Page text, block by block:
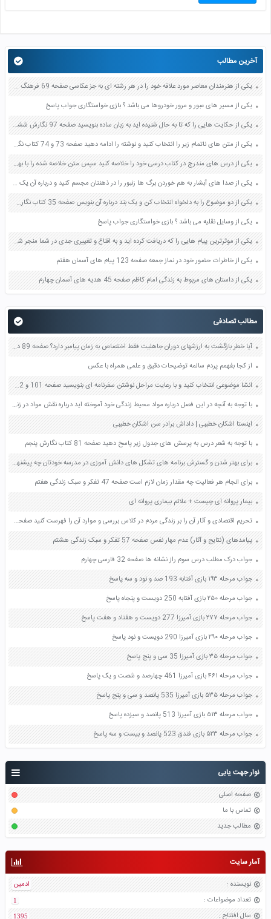
نوار جهت یابی
صفحه اصلی
تماس با ما
مطالب جدید
آمار سایت
نویسنده :
ادمین
تعداد موضواعات :
1
سال افتتاح :
1395
آخرین مطالب
یکی از هنرمندان معاصر مورد علاقه خود را در هر رشته ای به جز عکاسی صفحه 69 فرهنگ و هنر نهم
یکی از مسیر های عبور و مرور خودروها می باشد ؟ بازی خواستگاری جواب پاسخ
یکی از حکایت هایی را که تا به حال شنیده اید به زبان ساده بنویسید صفحه 97 نگارش ششم دبستان
یکی از متن های ناتمام زیر را انتخاب کنید و نوشته را ادامه دهید صفحه 73 و 74 کتاب نگارش فارسی پنجم دبستان
یکی از درس های مندرج در کتاب درسی خود را خلاصه کنید سپس متن خلاصه شده را با بهره گیری از روش های دسته بندی نمودار جدول نقشه مفهومی نشان دهید صفحه 118 نگارش یازدهم
یکی از صدا های آبشار به هم خوردن برگ ها زنبور را در ذهنتان مجسم کنید و درباره آن یک بند بنویسید صفحه 11 نگارش پنجم
یکی از دو موضوع را به دلخواه انتخاب کن و یک بند درباره آن بنویس صفحه 35 کتاب نگارش فارسی سوم
یکی از وسایل نقلیه می باشد ؟ بازی خواستگاری جواب پاسخ
یکی از موثرترین پیام هایی را که دریافت کرده اید و به اقناع و تغییری جدی در شما منجر شده است برسی کنید و علت این تاثیر گذاری قابل توجه را بنویسید صفحه 52 تفکر و سواد رسانه ای دهم
یکی از خاطرات حضور خود در نماز جمعه صفحه 123 پیام های آسمان هفتم
یکی از داستان های مربوط به زندگی امام کاظم صفحه 45 هدیه های آسمان چهارم
مطالب تصادفی
آیا خطر بازگشت به ارزشهای دوران جاهلیت فقط اختصاص به زمان پیامبر دارد؟ صفحه 89 دین و زندگی یازدهم
از کجا بفهمم پردم سالمه توضیحات دقیق و علمی همراه با عکس
انشا موضوعی انتخاب کنید و با رعایت مراحل نوشتن سفرنامه ای بنویسید صفحه 101 و 102 نگارش یازدهم
با توجه به آنچه در این فصل درباره مواد محیط زندگی خود آموخته اید درباره نقش مواد در زندگی و مسئولیت هر یک از انسان ها در قبال آنها گفت و گو کنید صفحه 12 علوم نهم
اینستا اشکان خطیبی | داداش برادر سن اشکان خطیبی
با توجه به شعر درس به پرسش های جدول زیر پاسخ دهید صفحه 81 کتاب نگارش پنجم
برای بهتر شدن و گسترش برنامه های تشکل های دانش آموزی در مدرسه خودتان چه پیشنهادی دارید؟ صفحه 11 مطالعات اجتماعی هفتم
برای انجام هر فعالیت چه مقدار زمان لازم است صفحه 47 تفکر و سبک زندگی هفتم
بیمار پروانه ای چیست + علائم بیماری پروانه ای
تحریم اقتصادی و آثار آن را بر زندگی مردم در کلاس بررسی و موارد آن را فهرست کنید صفحه 72 آمادگی دفاعی دهم
پیامدهای (نتایج و آثار) عدم مهار نفس صفحه 57 تفکر و سبک زندگی هشتم
جواب درک مطلب درس سوم راز نشانه ها صفحه 32 فارسی چهارم
جواب مرحله ۱۹۳ بازی آفتابه 193 صد و نود و سه پاسخ
جواب مرحله ۲۵۰ بازی آفتابه 250 دویست و پنجاه پاسخ
جواب مرحله ۲۷۷ بازی آمیرزا 277 دویست و هفتاد و هفت پاسخ
جواب مرحله ۲۹۰ بازی آمیرزا 290 دویست و نود پاسخ
جواب مرحله ۳۵ بازی آمیرزا 35 سی و پنج پاسخ
جواب مرحله ۴۶۱ بازی آمیرزا 461 چهارصد و شصت و یک پاسخ
جواب مرحله ۵۳۵ بازی آمیرزا 535 پانصد و سی و پنج پاسخ
جواب مرحله ۵۱۳ بازی آمیرزا 513 پانصد و سیزده پاسخ
جواب مرحله ۵۲۳ بازی فندق 523 پانصد و بیست و سه پاسخ